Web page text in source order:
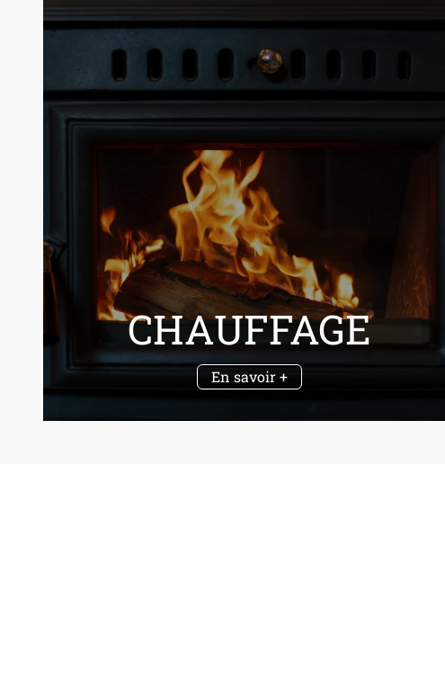
CHAUFFAGE
En savoir +